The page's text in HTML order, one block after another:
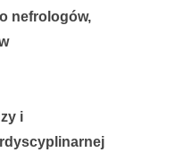
nefrologów,
i